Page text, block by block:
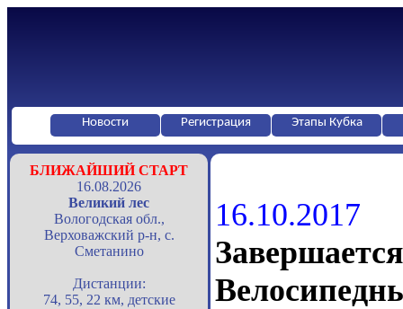
Новости Регистрация Этапы Кубка
БЛИЖАЙШИЙ СТАРТ
16.08.2026
Великий лес
Вологодская обл.,
Верховажский р-н, с.
Сметанино
Дистанции:
74, 55, 22 км, детские
16.10.2017